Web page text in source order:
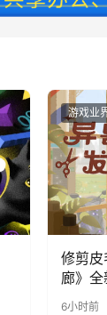
游戏业
修剪皮
廊》
公开
6小时前